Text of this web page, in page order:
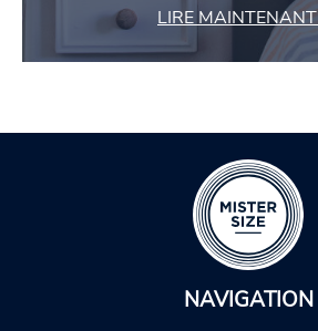
LIRE MAINTENANT
NAVIGATION